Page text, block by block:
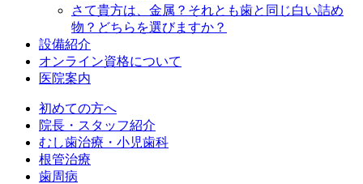
さて貴方は、金属？それとも歯と同じ白い詰め
物？どちらを選びますか？
設備紹介
オンライン資格について
医院案内
初めての方へ
院長・スタッフ紹介
むし歯治療・小児歯科
根管治療
歯周病